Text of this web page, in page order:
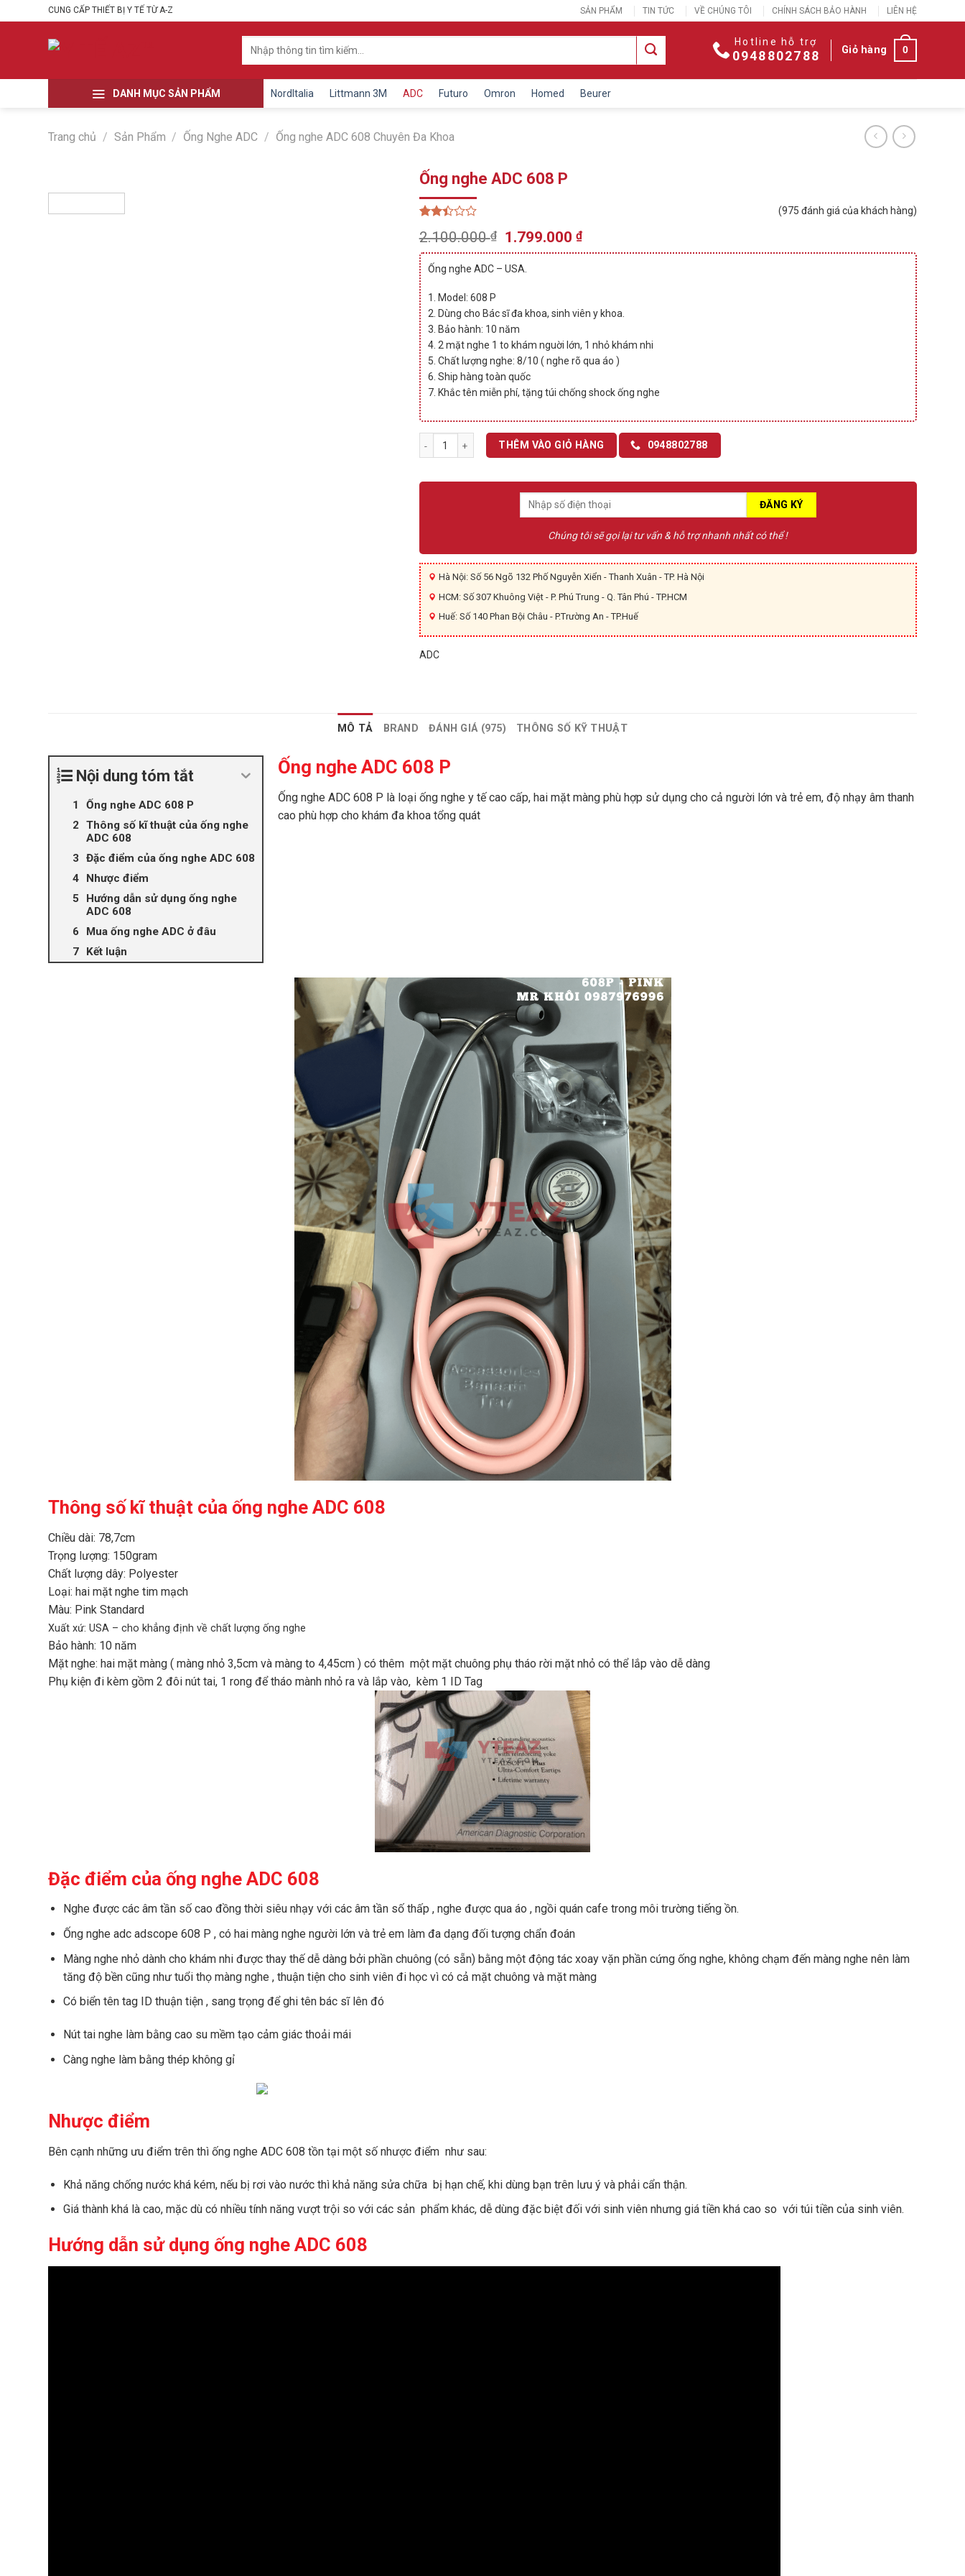
to
CUNG CẤP THIẾT BỊ Y TẾ TỪ A-Z SẢN PHẨM TIN TỨC VỀ CHÚNG TÔI CHÍNH SÁCH BẢO HÀNH LIÊN HỆ
kiếm:
Hotline hỗ trợ
0948802788 Giỏ hàng 0
DANH MỤC SẢN PHẨM NordItalia Littmann 3M ADC Futuro Omron Homed Beurer
Trang chủ / Sản Phẩm / Ống Nghe ADC / Ống nghe ADC 608 Chuyên Đa Khoa
Ống nghe ADC 608 P
trên
5
dựa
trên
đánh
giá
(975 đánh giá của khách hàng)
2.100.000₫
Original
price
was:
1.799.000 ₫Current
price
Ống nghe ADC – USA.
1. Model: 608 P
2. Dùng cho Bác sĩ đa khoa, sinh viên y khoa.
3. Bảo hành: 10 năm
4. 2 mặt nghe 1 to khám nguời lớn, 1 nhỏ khám nhi
5. Chất lượng nghe: 8/10 ( nghe rõ qua áo )
6. Ship hàng toàn quốc
7. Khắc tên miễn phí, tặng túi chống shock ống nghe
Ống nghe ADC 608 P số lượng
THÊM VÀO GIỎ HÀNG 0948802788
Chúng tôi sẽ gọi lại tư vấn & hỗ trợ nhanh nhất có thể !
Hà Nội: Số 56 Ngõ 132 Phố Nguyễn Xiển - Thanh Xuân - TP. Hà Nội
HCM: Số 307 Khuông Việt - P. Phú Trung - Q. Tân Phú - TP.HCM
Huế: Số 140 Phan Bội Châu - P.Trường An - TP.Huế
ADC
MÔ TẢ BRAND ĐÁNH GIÁ (975) THÔNG SỐ KỸ THUẬT
Nội dung tóm tắt
Ống nghe ADC 608 P
Thông số kĩ thuật của ống nghe
ADC 608
Đặc điểm của ống nghe ADC 608
Nhược điểm
Hướng dẫn sử dụng ống nghe
ADC 608
Mua ống nghe ADC ở đâu
Kết luận
Ống nghe ADC 608 P
Ống nghe ADC 608 P là loại ống nghe y tế cao cấp, hai mặt màng phù hợp sử dụng cho cả người lớn và trẻ em, độ nhạy âm thanh
cao phù hợp cho khám đa khoa tổng quát
Thông số kĩ thuật của ống nghe ADC 608
Chiều dài: 78,7cm
Trọng lượng: 150gram
Chất lượng dây: Polyester
Loại: hai mặt nghe tim mạch
Màu: Pink Standard
Xuất xứ: USA – cho khẳng định về chất lượng ống nghe
Bảo hành: 10 năm
Mặt nghe: hai mặt màng ( màng nhỏ 3,5cm và màng to 4,45cm ) có thêm một mặt chuông phụ tháo rời mặt nhỏ có thể lắp vào dễ dàng
Phụ kiện đi kèm gồm 2 đôi nút tai, 1 rong để tháo mành nhỏ ra và lắp vào, kèm 1 ID Tag
Đặc điểm của ống nghe ADC 608
Nghe được các âm tần số cao đồng thời siêu nhạy với các âm tần số thấp , nghe được qua áo , ngồi quán cafe trong môi trường tiếng ồn.
Ống nghe adc adscope 608 P , có hai màng nghe người lớn và trẻ em làm đa dạng đối tượng chẩn đoán
Màng nghe nhỏ dành cho khám nhi được thay thế dễ dàng bởi phần chuông (có sẵn) bằng một động tác xoay vặn phần cứng ống nghe, không chạm đến màng nghe nên làm
tăng độ bền cũng như tuổi thọ màng nghe , thuận tiện cho sinh viên đi học vì có cả mặt chuông và mặt màng
Có biển tên tag ID thuận tiện , sang trọng để ghi tên bác sĩ lên đó
Nút tai nghe làm bằng cao su mềm tạo cảm giác thoải mái
Càng nghe làm bằng thép không gỉ
Nhược điểm
Bên cạnh những ưu điểm trên thì ống nghe ADC 608 tồn tại một số nhược điểm như sau:
Khả năng chống nước khá kém, nếu bị rơi vào nước thì khả năng sửa chữa bị hạn chế, khi dùng bạn trên lưu ý và phải cẩn thận.
Giá thành khá là cao, mặc dù có nhiều tính năng vượt trội so với các sản phẩm khác, dễ dùng đặc biệt đối với sinh viên nhưng giá tiền khá cao so với túi tiền của sinh viên.
Hướng dẫn sử dụng ống nghe ADC 608